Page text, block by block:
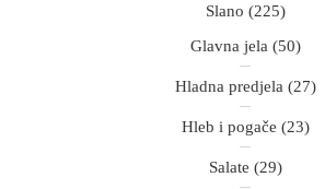
Slano (225)
Glavna jela (50)
Hladna predjela (27)
Hleb i pogače (23)
Salate (29)